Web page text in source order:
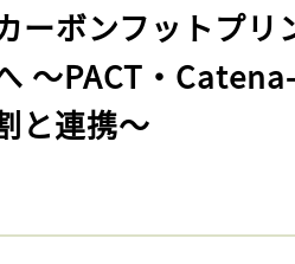
ーボンフットプリ
〜PACT・
と連携〜